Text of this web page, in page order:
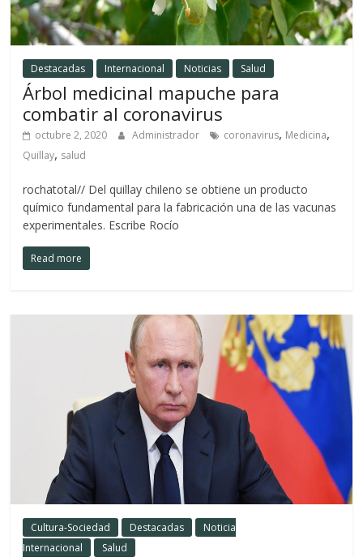
Destacadas Internacional Noticias Salud
Árbol medicinal mapuche para
combatir al coronavirus
octubre 2, 2020 Administrador coronavirus, Medicina,
Quillay, salud
rochatotal// Del quillay chileno se obtiene un producto
químico fundamental para la fabricación una de las vacunas
experimentales. Escribe Rocío
Read more
Cultura-Sociedad Destacadas
Noticia
Internacional
Salud